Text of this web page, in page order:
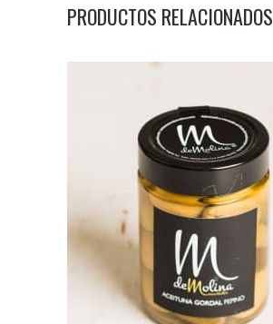
PRODUCTOS RELACIONADOS